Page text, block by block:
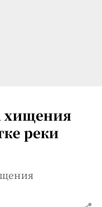
хищения
реки